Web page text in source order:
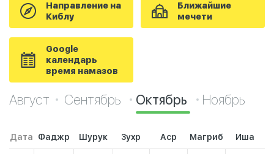
Направление на
Киблу
Ближайшие
мечети
Google
календарь
время намазов
Август Сентябрь Октябрь Ноябрь
Дата Фаджр Шурук Зухр Аср Магриб Иша